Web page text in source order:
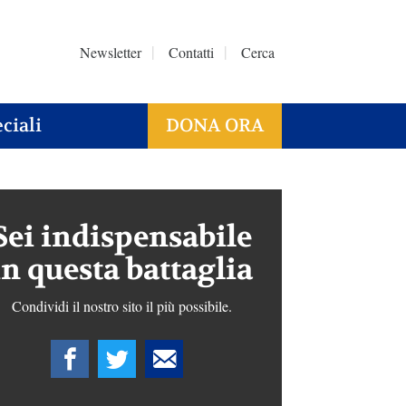
Newsletter Contatti Cerca
DONA ORA
indispensabile
questa battaglia
Condividi il nostro sito il più possibile.